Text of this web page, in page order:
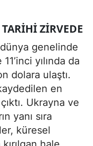
ZIRVEDE
genelinde
yılında da
dolara ulaştı.
en
Ukrayna ve
yanı sıra
küresel